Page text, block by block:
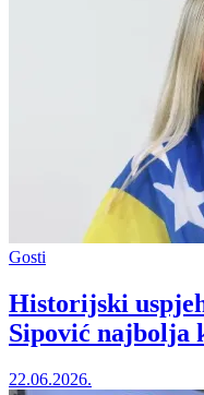
Gosti
Historijski
Sipović najbolja
22.06.2026.